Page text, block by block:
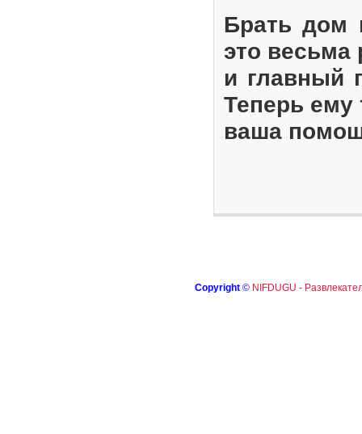
Брать дом
это весьма
и главный
Теперь ему
ваша
Copyright © NIFDUGU -